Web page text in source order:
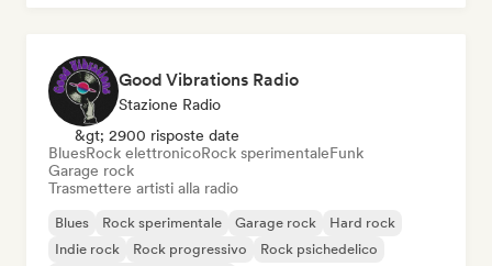
Good Vibrations Radio
Stazione Radio
&gt; 2900 risposte date
BluesRock elettronicoRock sperimentaleFunk
Garage rock
Trasmettere artisti alla radio
Blues Rock sperimentale Garage rock
Hard rock
Indie rock
Rock progressivo
Rock psichedelico